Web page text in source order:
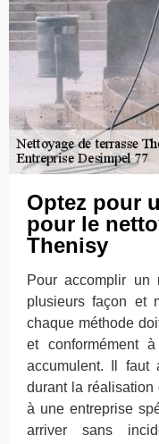
Optez pour
pour le
Thenisy
Pour accomplir un
plusieurs façon et
chaque méthode
et conformément
accumulent. Il faut
durant la réalisation
à une entreprise
arriver sans